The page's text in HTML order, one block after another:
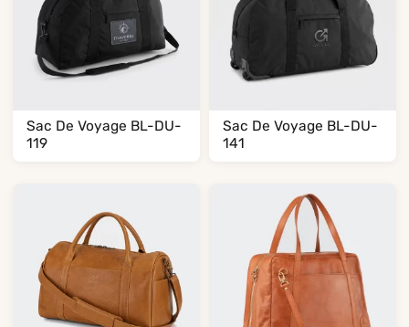
Sac De Voyage BL-DU-
119
Sac De Voyage BL-DU-
141